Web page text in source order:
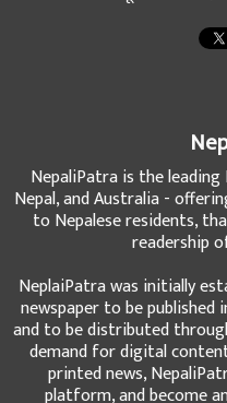
NepaliPatra is the
Nepal, and Australia -
to Nepalese residents,
readership
NeplaiPatra was initially
newspaper to be published
and to be distributed
demand for digital
printed news,
platform, and become